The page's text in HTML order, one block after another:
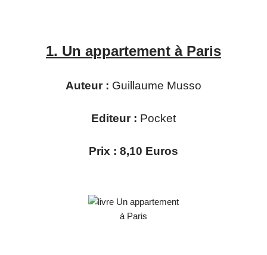
1. Un appartement à Paris
Auteur : Guillaume Musso
Editeur : Pocket
Prix : 8,10 Euros